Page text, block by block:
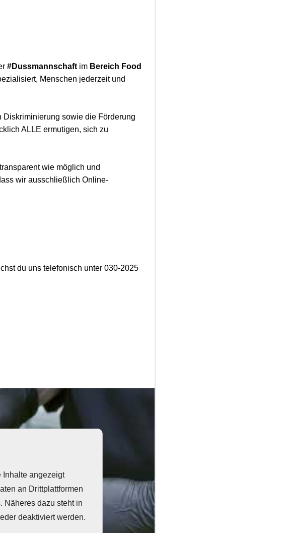
#Dussmannschaft im Bereich Food
Menschen jederzeit und
sowie die Förderung
ALLE ermutigen, sich zu
wie möglich und
wir ausschließlich Online-
du uns telefonisch unter 030-2025
Inhalte angezeigt
an Drittplattformen
Näheres dazu steht in
deaktiviert werden.